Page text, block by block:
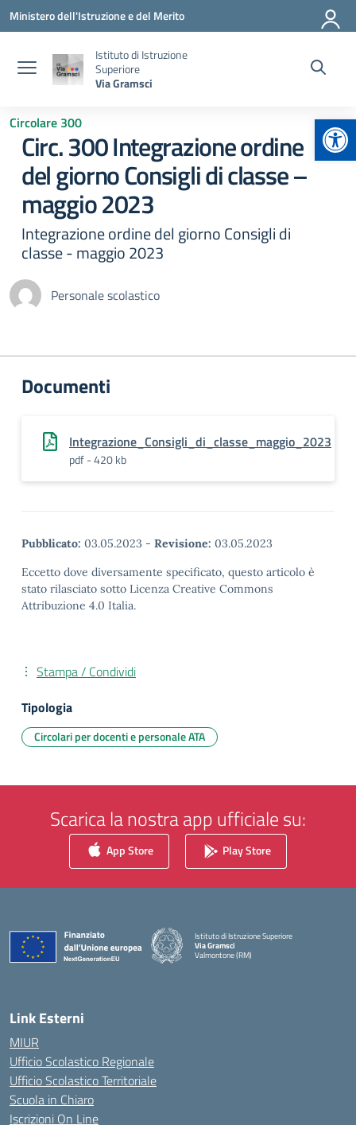
Vai ai contenuti
Vai al menu di navigazione
Vai al footer
Ministero dell'Istruzione e del Merito
Istituto di Istruzione
Superiore
Via Gramsci
Circolare 300
Circ. 300 Integrazione ordine
del giorno Consigli di classe –
maggio 2023
Integrazione ordine del giorno Consigli di
classe - maggio 2023
Personale scolastico
Documenti
Integrazione_Consigli_di_classe_maggio_2023
pdf - 420 kb
Pubblicato: 03.05.2023 - Revisione: 03.05.2023
Eccetto dove diversamente specificato, questo articolo è
stato rilasciato sotto Licenza Creative Commons
Attribuzione 4.0 Italia.
Stampa / Condividi
Tipologia
Circolari per docenti e personale ATA
Scarica la nostra app ufficiale su:
App Store Play Store
Istituto di Istruzione Superiore
Via Gramsci
Valmontone (RM)
Link Esterni
MIUR
Ufficio Scolastico Regionale
Ufficio Scolastico Territoriale
Scuola in Chiaro
Iscrizioni On Line